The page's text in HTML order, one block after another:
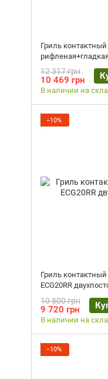
Гриль
12 317 грн
10 469 грн
В наличии на
−10%
Гриль контактный
ECG20RR
10 800 грн
9 720 грн
В наличии на
−10%